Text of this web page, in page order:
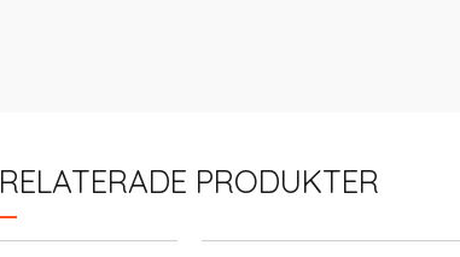
RELATERADE PRODUKTER